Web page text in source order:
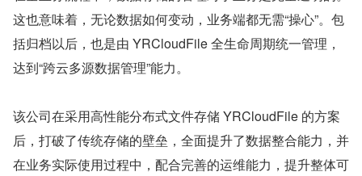
这也意味着，无论数据如何变动，业务端都无需“操心”。包
括归档以后，也是由 YRCloudFile 全生命周期统一管理，
达到“跨云多源数据管理”能力。
该公司在采用高性能分布式文件存储 YRCloudFile 的方案
后，打破了传统存储的壁垒，全面提升了数据整合能力，并
在业务实际使用过程中，配合完善的运维能力，提升整体可